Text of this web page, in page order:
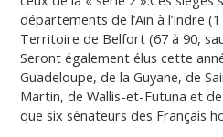
départements de l’Ain à l’Indre
Territoire de Belfort (67 à 90,
Seront également élus cette
Guadeloupe, de la Guyane, de
Martin, de Wallis-et-Futuna et
que six sénateurs des Français